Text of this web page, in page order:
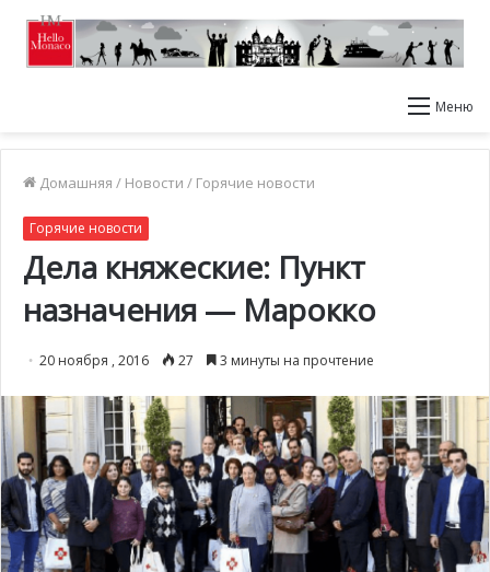
Меню
Домашняя / Новости / Горячие новости
Горячие новости
Дела княжеские: Пункт
назначения — Марокко
20 ноября , 2016 27 3 минуты на прочтение